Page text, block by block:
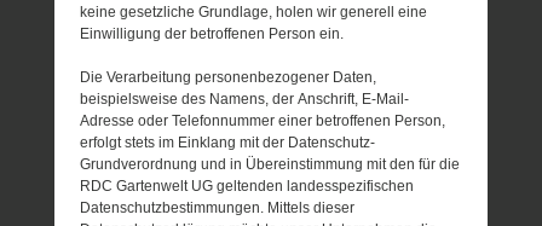
keine gesetzliche Grundlage, holen wir generell eine
Einwilligung der betroffenen Person ein.
Die Verarbeitung personenbezogener Daten,
beispielsweise des Namens, der Anschrift, E-Mail-
Adresse oder Telefonnummer einer betroffenen Person,
erfolgt stets im Einklang mit der Datenschutz-
Grundverordnung und in Übereinstimmung mit den für die
RDC Gartenwelt UG geltenden landesspezifischen
Datenschutzbestimmungen. Mittels dieser